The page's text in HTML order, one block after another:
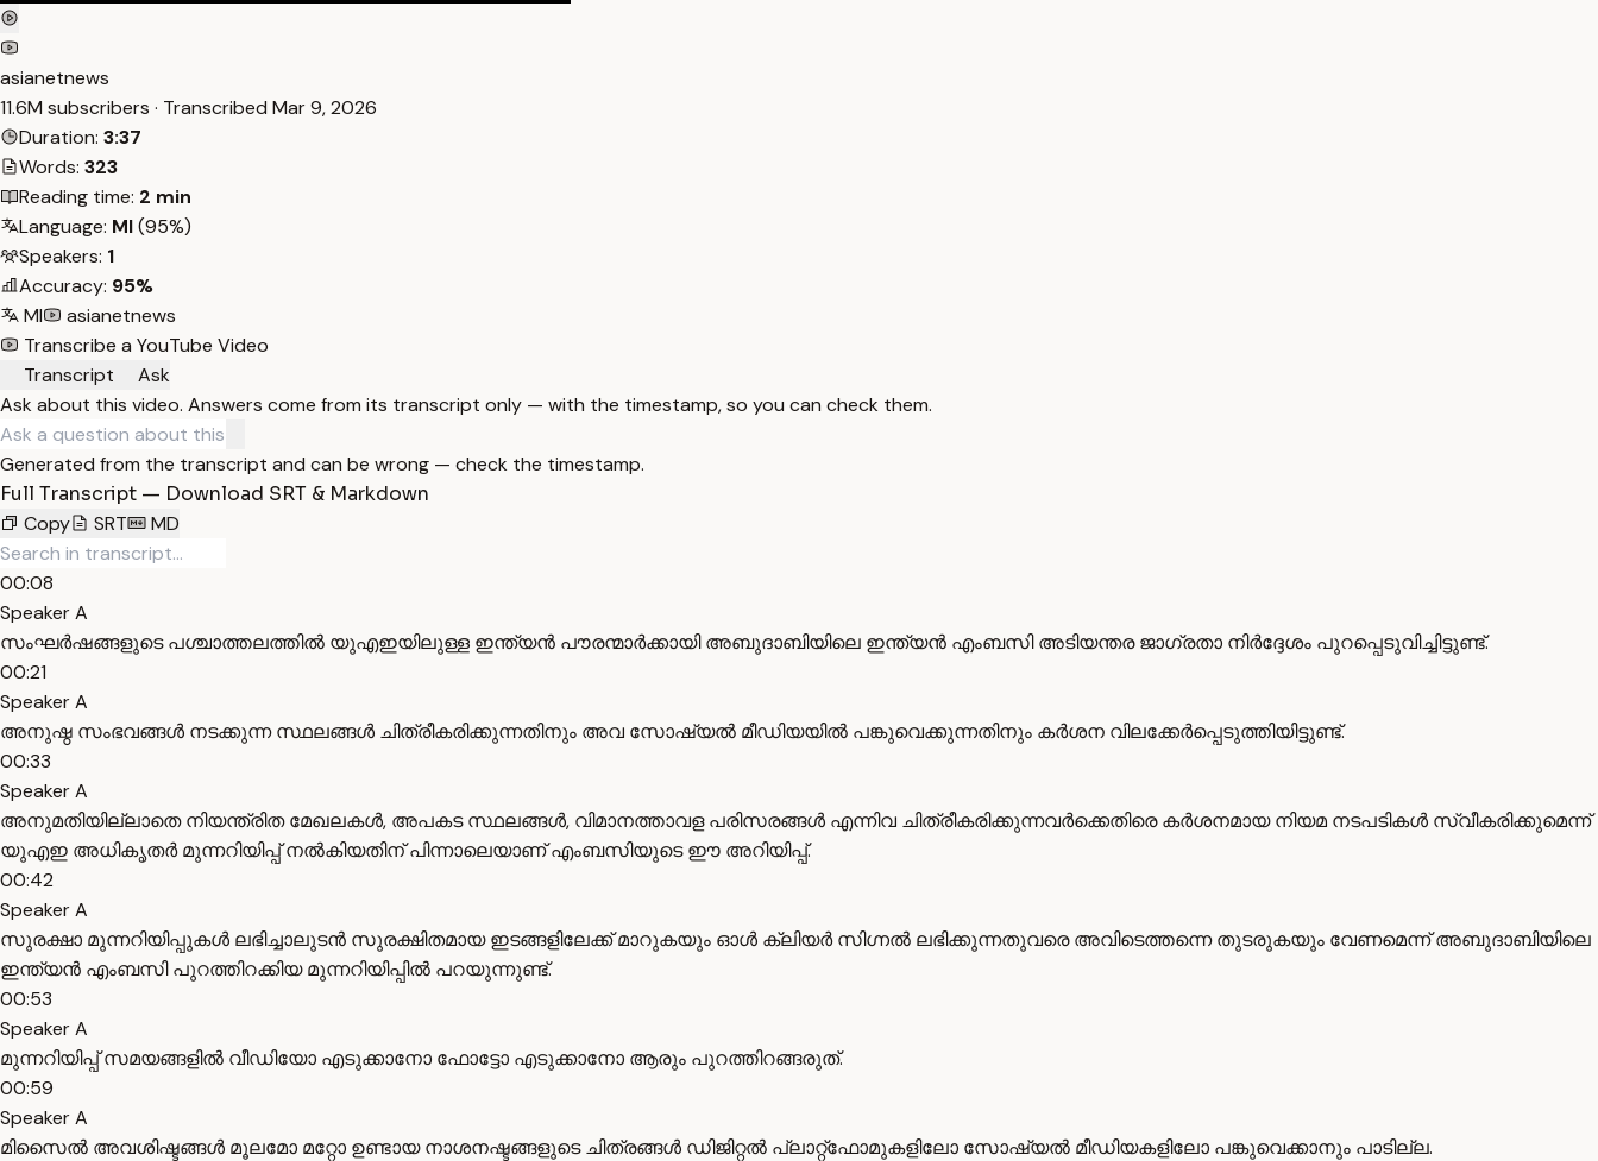
asianetnews
11.6M subscribers · Transcribed Mar 9, 2026
Duration: 3:37
Words: 323
Reading time: 2 min
Language: Ml(95%)
Speakers: 1
Accuracy: 95%
Ml
asianetnews
Transcribe a YouTube Video
Transcript
Ask
Ask about this video. Answers come from its transcript only — with the timestamp, so you can check them.
Generated from the transcript and can be wrong — check the timestamp.
Full Transcript — Download SRT & Markdown
Copy
SRT MD
00:08
Speaker A
സംഘർഷങ്ങളുടെ പശ്ചാത്തലത്തിൽ യുഎഇയിലുള്ള ഇന്ത്യൻ പൗരന്മാർക്കായി അബുദാബിയിലെ ഇന്ത്യൻ എംബസി അടിയന്തര ജാഗ്രതാ നിർദ്ദേശം പുറപ്പെടുവിച്ചിട്ടുണ്ട്.
00:21
Speaker A
അനുഷ്ഠ സംഭവങ്ങൾ നടക്കുന്ന സ്ഥലങ്ങൾ ചിത്രീകരിക്കുന്നതിനും അവ സോഷ്യൽ മീഡിയയിൽ പങ്കുവെക്കുന്നതിനും കർശന വിലക്കേർപ്പെടുത്തിയിട്ടുണ്ട്.
00:33
Speaker A
അനുമതിയില്ലാതെ നിയന്ത്രിത മേഖലകൾ, അപകട സ്ഥലങ്ങൾ, വിമാനത്താവള പരിസരങ്ങൾ എന്നിവ ചിത്രീകരിക്കുന്നവർക്കെതിരെ കർശനമായ നിയമ നടപടികൾ സ്വീകരിക്കുമെന്ന്
യുഎഇ അധികൃതർ മുന്നറിയിപ്പ് നൽകിയതിന് പിന്നാലെയാണ് എംബസിയുടെ ഈ അറിയിപ്പ്.
00:42
Speaker A
സുരക്ഷാ മുന്നറിയിപ്പുകൾ ലഭിച്ചാലുടൻ സുരക്ഷിതമായ ഇടങ്ങളിലേക്ക് മാറുകയും ഓൾ ക്ലിയർ സിഗ്നൽ ലഭിക്കുന്നതുവരെ അവിടെത്തന്നെ തുടരുകയും വേണമെന്ന് അബുദാബിയിലെ
ഇന്ത്യൻ എംബസി പുറത്തിറക്കിയ മുന്നറിയിപ്പിൽ പറയുന്നുണ്ട്.
00:53
Speaker A
മുന്നറിയിപ്പ് സമയങ്ങളിൽ വീഡിയോ എടുക്കാനോ ഫോട്ടോ എടുക്കാനോ ആരും പുറത്തിറങ്ങരുത്.
00:59
Speaker A
മിസൈൽ അവശിഷ്ടങ്ങൾ മൂലമോ മറ്റോ ഉണ്ടായ നാശനഷ്ടങ്ങളുടെ ചിത്രങ്ങൾ ഡിജിറ്റൽ പ്ലാറ്റ്ഫോമുകളിലോ സോഷ്യൽ മീഡിയകളിലോ പങ്കുവെക്കാനും പാടില്ല.